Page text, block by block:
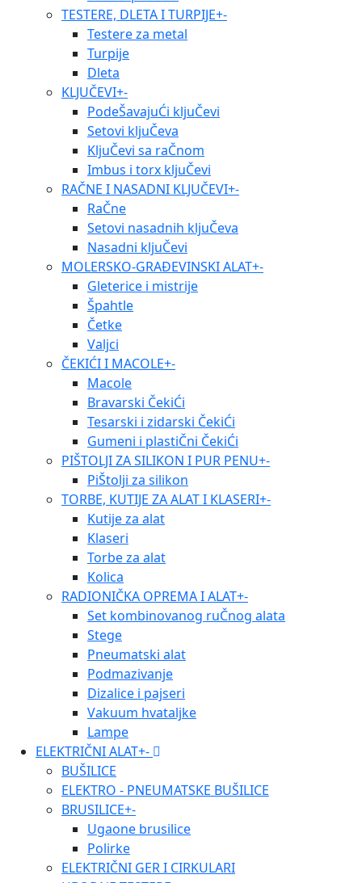
TESTERE, DLETA I TURPIJE+-
Testere za metal
Turpije
Dleta
KLJUČEVI+-
PodeŠavajuĆi kljuČevi
Setovi kljuČeva
KljuČevi sa raČnom
Imbus i torx kljuČevi
RAČNE I NASADNI KLJUČEVI+-
RaČne
Setovi nasadnih kljuČeva
Nasadni kljuČevi
MOLERSKO-GRAĐEVINSKI ALAT+-
Gleterice i mistrije
Špahtle
Četke
Valjci
ČEKIĆI I MACOLE+-
Macole
Bravarski ČekiĆi
Tesarski i zidarski ČekiĆi
Gumeni i plastiČni ČekiĆi
PIŠTOLJI ZA SILIKON I PUR PENU+-
PiŠtolji za silikon
TORBE, KUTIJE ZA ALAT I KLASERI+-
Kutije za alat
Klaseri
Torbe za alat
Kolica
RADIONIČKA OPREMA I ALAT+-
Set kombinovanog ruČnog alata
Stege
Pneumatski alat
Podmazivanje
Dizalice i pajseri
Vakuum hvataljke
Lampe
ELEKTRIČNI ALAT+-
BUŠILICE
ELEKTRO - PNEUMATSKE BUŠILICE
BRUSILICE+-
Ugaone brusilice
Polirke
ELEKTRIČNI GER I CIRKULARI